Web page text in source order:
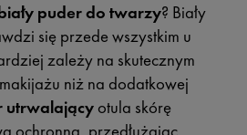
puder do twarzy? Biały
się przede wszystkim u
zależy na skutecznym
niż na dodatkowej
utrwalającyotula skórę